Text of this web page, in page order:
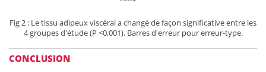
Fig 2 : Le tissu adipeux viscéral a changé de façon significative entre les
4 groupes d'étude (P <0,001). Barres d'erreur pour erreur-type.
CONCLUSION